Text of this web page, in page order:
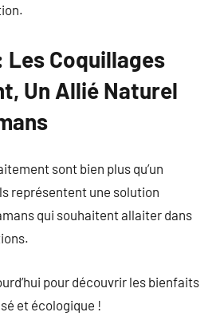
Les Coquillages
Un Allié Naturel
sont bien plus qu’un
représentent une solution
qui souhaitent allaiter dans
pour découvrir les bienfaits
et écologique !